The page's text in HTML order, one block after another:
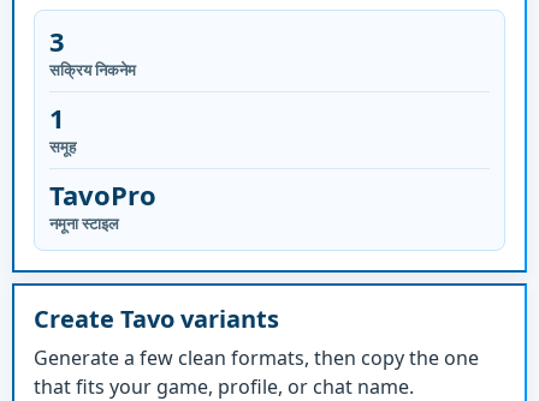
3
सक्रिय निकनेम
1
समूह
TavoPro
नमूना स्टाइल
Create Tavo variants
Generate a few clean formats, then copy the one
that fits your game, profile, or chat name.